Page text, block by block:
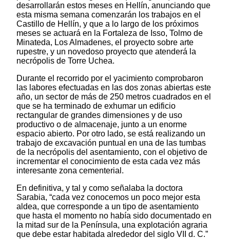
desarrollarán estos meses en Hellín, anunciando que
esta misma semana comenzarán los trabajos en el
Castillo de Hellín, y que a lo largo de los próximos
meses se actuará en la Fortaleza de Isso, Tolmo de
Minateda, Los Almadenes, el proyecto sobre arte
rupestre, y un novedoso proyecto que atenderá la
necrópolis de Torre Uchea.
Durante el recorrido por el yacimiento comprobaron
las labores efectuadas en las dos zonas abiertas este
año, un sector de más de 250 metros cuadrados en el
que se ha terminado de exhumar un edificio
rectangular de grandes dimensiones y de uso
productivo o de almacenaje, junto a un enorme
espacio abierto. Por otro lado, se está realizando un
trabajo de excavación puntual en una de las tumbas
de la necrópolis del asentamiento, con el objetivo de
incrementar el conocimiento de esta cada vez más
interesante zona cementerial.
En definitiva, y tal y como señalaba la doctora
Sarabia, “cada vez conocemos un poco mejor esta
aldea, que corresponde a un tipo de asentamiento
que hasta el momento no había sido documentado en
la mitad sur de la Península, una explotación agraria
que debe estar habitada alrededor del siglo VII d. C.”